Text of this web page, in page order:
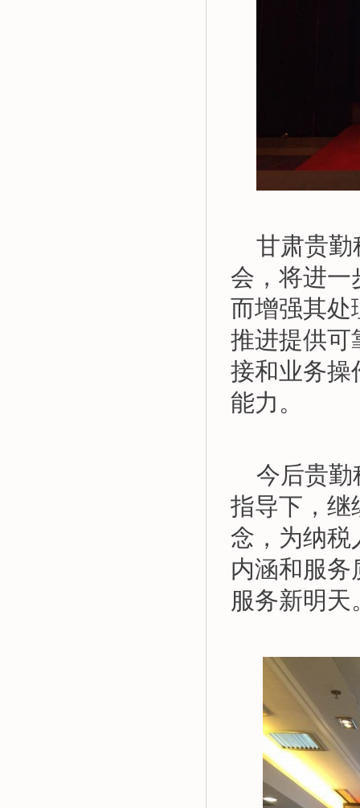
甘肃贵勤
会，将进一
而增强其处
推进提供可
接和业务操
能力。
今后贵勤
指导下，继
念，为纳税
内涵和服
服务新明天